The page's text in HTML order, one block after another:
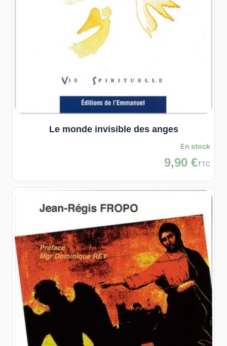
Le monde invisible des anges
En stock
9,90 €TTC